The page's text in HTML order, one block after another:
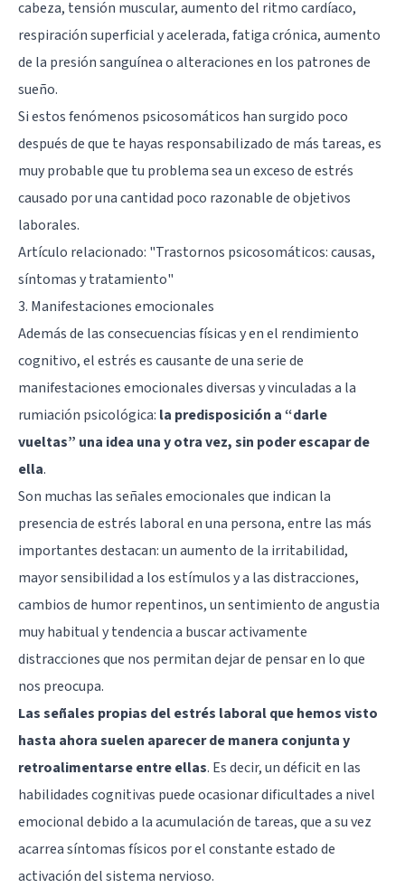
cabeza, tensión muscular, aumento del ritmo cardíaco,
respiración superficial y acelerada, fatiga crónica, aumento
de la presión sanguínea o alteraciones en los patrones de
sueño.
Si estos fenómenos psicosomáticos han surgido poco
después de que te hayas responsabilizado de más tareas, es
muy probable que tu problema sea un exceso de estrés
causado por una cantidad poco razonable de objetivos
laborales.
Artículo relacionado: "Trastornos psicosomáticos: causas,
síntomas y tratamiento"
3. Manifestaciones emocionales
Además de las consecuencias físicas y en el rendimiento
cognitivo, el estrés es causante de una serie de
manifestaciones emocionales diversas y vinculadas a la
rumiación psicológica: la predisposición a “darle
vueltas” una idea una y otra vez, sin poder escapar de
ella.
Son muchas las señales emocionales que indican la
presencia de estrés laboral en una persona, entre las más
importantes destacan: un aumento de la irritabilidad,
mayor sensibilidad a los estímulos y a las distracciones,
cambios de humor repentinos, un sentimiento de angustia
muy habitual y tendencia a buscar activamente
distracciones que nos permitan dejar de pensar en lo que
nos preocupa.
Las señales propias del estrés laboral que hemos visto
hasta ahora suelen aparecer de manera conjunta y
retroalimentarse entre ellas. Es decir, un déficit en las
habilidades cognitivas puede ocasionar dificultades a nivel
emocional debido a la acumulación de tareas, que a su vez
acarrea síntomas físicos por el constante estado de
activación del sistema nervioso.